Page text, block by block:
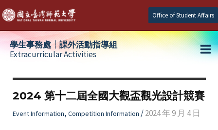
Skip
to
content
Office of Student Affairs
學生事務處┆課外活動指導組
Extracurricular Activities
2024 第十二屆全國大觀盃觀光設計競賽
Event Information, Competition Information /2024 年 9 月 4 日